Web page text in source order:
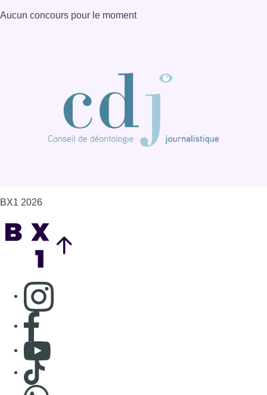
Aucun concours pour le moment
BX1 2026
Consulter page Instagram
Consulter page Facebook
Consulter Youtube
Consulter TikTok